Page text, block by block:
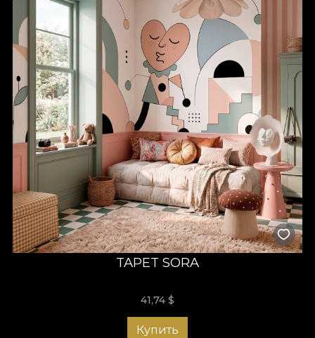
TAPET SORA
41,74 $
Купить